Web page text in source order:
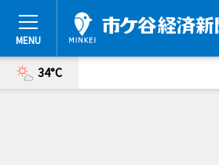
34°C